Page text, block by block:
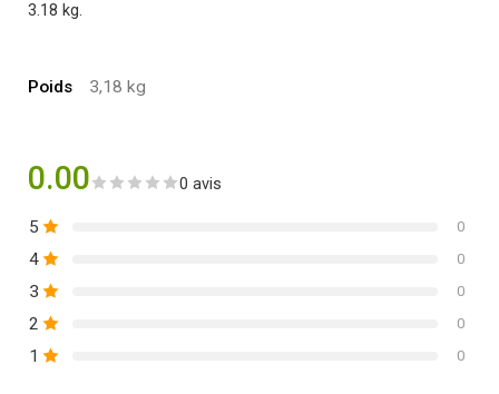
3.18 kg.
Poids 3,18 kg
0.00 0 avis
5 0
4 0
3 0
2 0
1 0